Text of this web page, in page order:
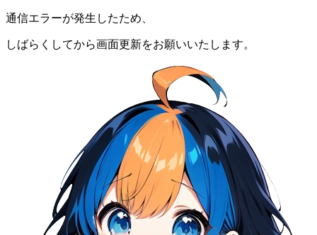
通信エラーが発生したため、
しばらくしてから画面更新をお願いいたします。